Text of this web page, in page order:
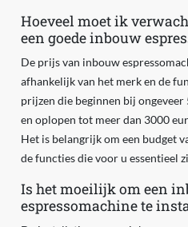
Hoeveel moet ik
een goede inbouw
De prijs van inbouw
afhankelijk van het merk en de
prijzen die beginnen bij
en oplopen tot meer dan 3000
Het is belangrijk om een budget
de functies die voor u essentieel
Is het moeilijk om een
espressomachine te